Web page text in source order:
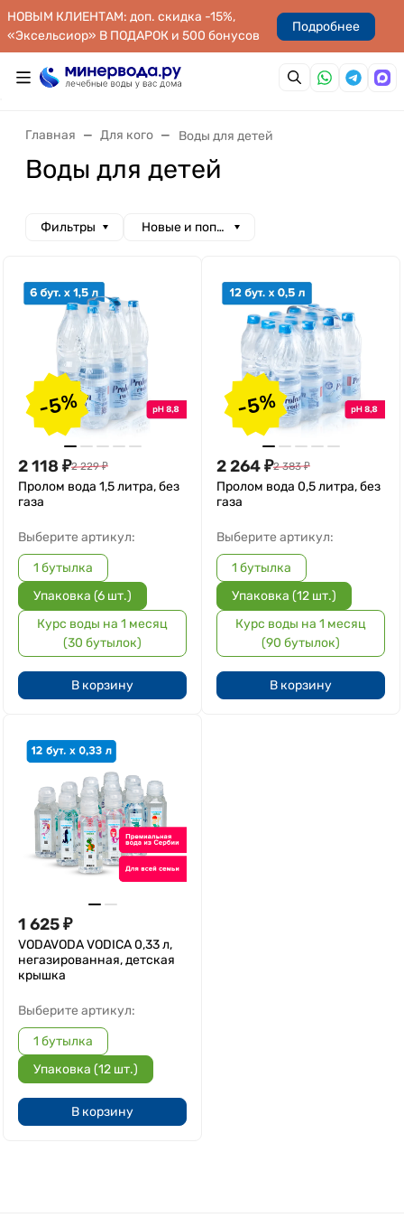
НОВЫМ КЛИЕНТАМ: доп. скидка -15%,
«Эксельсиор» В ПОДАРОК и 500 бонусов
Подробнее
Главная Для кого Воды для детей
Воды для детей
Фильтры Новые и популярные
-5%
2 118 ₽2 229 ₽
Пролом вода 1,5 литра, без
газа
Выберите артикул:
1 бутылка
Упаковка (6 шт.)
Курс воды на 1 месяц
(30 бутылок)
В корзину
-5%
2 264₽2 383 ₽
Пролом вода 0,5 литра, без
газа
Выберите артикул:
1 бутылка
Упаковка (12 шт.)
Курс воды на 1 месяц
(90 бутылок)
В корзину
1 625₽
VODAVODA VODICA 0,33 л,
негазированная, детская
крышка
Выберите артикул:
1 бутылка
Упаковка (12 шт.)
В корзину